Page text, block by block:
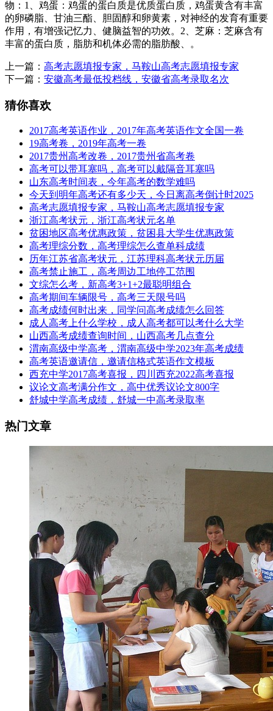
物：1、鸡蛋：鸡蛋的蛋白质是优质蛋白质，鸡蛋黄含有丰富
的卵磷脂、甘油三酯、胆固醇和卵黄素，对神经的发育有重要
作用，有增强记忆力、健脑益智的功效。2、芝麻：芝麻含有
丰富的蛋白质，脂肪和机体必需的脂肪酸、。
上一篇： 高考志愿填报专家，马鞍山高考志愿填报专家
下一篇： 安徽高考最低投档线，安徽省高考录取名次
猜你喜欢
2017高考英语作业，2017年高考英语作文全国一卷
19高考卷，2019年高考一卷
2017贵州高考改卷，2017贵州省高考卷
高考可以带耳塞吗，高考可以戴隔音耳塞吗
山东高考时间表，今年高考的数学难吗
今天到明年高考还有多少天，今日离高考倒计时2025
高考志愿填报专家，马鞍山高考志愿填报专家
浙江高考状元，浙江高考状元名单
贫困地区高考优惠政策，贫困县大学生优惠政策
高考理综分数，高考理综怎么查单科成绩
历年江苏省高考状元，江苏理科高考状元历届
高考禁止施工，高考周边工地停工范围
文综怎么考，新高考3+1+2最聪明组合
高考期间车辆限号，高考三天限号吗
高考成绩何时出来，同学问高考成绩怎么回答
成人高考上什么学校，成人高考都可以考什么大学
山西高考成绩查询时间，山西高考几点查分
渭南高级中学高考，渭南高级中学2023年高考成绩
高考英语邀请信，邀请信格式英语作文模板
西充中学2017高考喜报，四川西充2022高考喜报
议论文高考满分作文，高中优秀议论文800字
舒城中学高考成绩，舒城一中高考录取率
热门文章